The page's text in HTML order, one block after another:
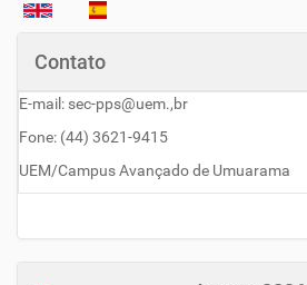
Contato
E-mail: sec-pps@uem.,br
Fone: (44) 3621-9415
UEM/Campus Avançado de Umuarama